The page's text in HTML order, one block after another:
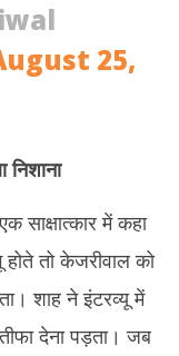
25,
साक्षात्कार में कहा
तो केजरीवाल को
शाह ने इंटरव्यू में
देना पड़ता। जब